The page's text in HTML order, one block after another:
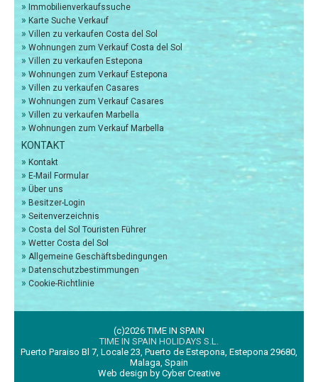
» Immobilienverkaufssuche
» Karte Suche Verkauf
» Villen zu verkaufen Costa del Sol
» Wohnungen zum Verkauf Costa del Sol
» Villen zu verkaufen Estepona
» Wohnungen zum Verkauf Estepona
» Villen zu verkaufen Casares
» Wohnungen zum Verkauf Casares
» Villen zu verkaufen Marbella
» Wohnungen zum Verkauf Marbella
KONTAKT
» Kontakt
» E-Mail Formular
» Über uns
» Besitzer-Login
» Seitenverzeichnis
» Costa del Sol Touristen Führer
» Wetter Costa del Sol
» Allgemeine Geschäftsbedingungen
» Datenschutzbestimmungen
» Cookie-Richtlinie
(c)2026 TIME IN SPAIN
TIME IN SPAIN HOLIDAYS S.L.
Puerto Paraiso Bl 7, Locale 23, Puerto de Estepona, Estepona 29680,
Malaga, Spain
Web design by Cyber Creative